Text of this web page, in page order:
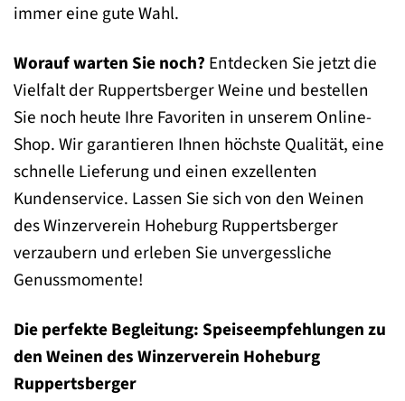
immer eine gute Wahl.
Worauf warten Sie noch? Entdecken Sie jetzt die
Vielfalt der Ruppertsberger Weine und bestellen
Sie noch heute Ihre Favoriten in unserem Online-
Shop. Wir garantieren Ihnen höchste Qualität, eine
schnelle Lieferung und einen exzellenten
Kundenservice. Lassen Sie sich von den Weinen
des Winzerverein Hoheburg Ruppertsberger
verzaubern und erleben Sie unvergessliche
Genussmomente!
Die perfekte Begleitung: Speiseempfehlungen zu
den Weinen des Winzerverein Hoheburg
Ruppertsberger